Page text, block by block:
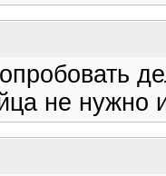
не нужно